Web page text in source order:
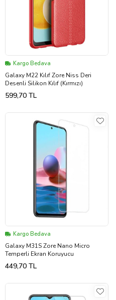
Kargo Bedava
Galaxy M22 Kılıf Zore Niss Deri
Desenli Silikon Kılıf (Kırmızı)
599,70 TL
Kargo Bedava
Galaxy M31S Zore Nano Micro
Temperli Ekran Koruyucu
449,70 TL